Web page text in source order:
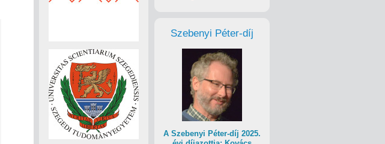
Szebenyi Péter-díj
A Szebenyi Péter-díj 2025.